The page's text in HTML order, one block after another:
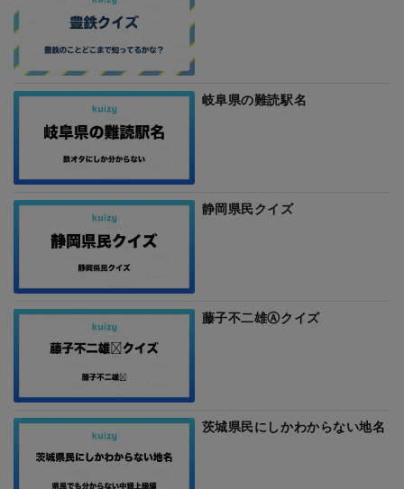
岐阜県の難読駅名
静岡県民クイズ
藤子不二雄Ⓐクイズ
茨城県民にしかわからない地名